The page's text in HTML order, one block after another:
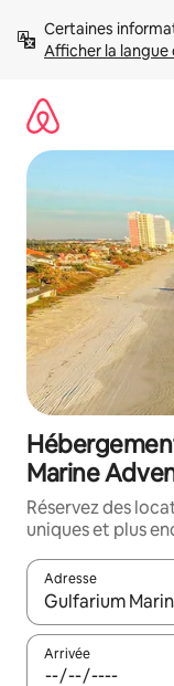
directement
Afficher la langue
Marine
Réservez des
uniques et plus
Adresse
Lorsque les
Arrivée